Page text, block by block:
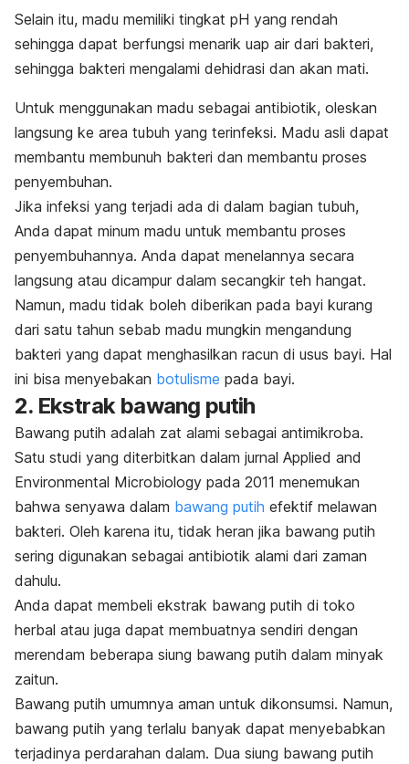
Selain itu, madu memiliki tingkat pH yang rendah
sehingga dapat berfungsi menarik uap air dari bakteri,
sehingga bakteri mengalami dehidrasi dan akan mati.
Untuk menggunakan madu sebagai antibiotik, oleskan
langsung ke area tubuh yang terinfeksi. Madu asli dapat
membantu membunuh bakteri dan membantu proses
penyembuhan.
Jika infeksi yang terjadi ada di dalam bagian tubuh,
Anda dapat minum madu untuk membantu proses
penyembuhannya. Anda dapat menelannya secara
langsung atau dicampur dalam secangkir teh hangat.
Namun, madu tidak boleh diberikan pada bayi kurang
dari satu tahun sebab madu mungkin mengandung
bakteri yang dapat menghasilkan racun di usus bayi. Hal
ini bisa menyebakan botulisme pada bayi.
2. Ekstrak bawang putih
Bawang putih adalah zat alami sebagai antimikroba.
Satu studi yang diterbitkan dalam jurnal Applied and
Environmental Microbiology pada 2011 menemukan
bahwa senyawa dalam bawang putih efektif melawan
bakteri. Oleh karena itu, tidak heran jika bawang putih
sering digunakan sebagai antibiotik alami dari zaman
dahulu.
Anda dapat membeli ekstrak bawang putih di toko
herbal atau juga dapat membuatnya sendiri dengan
merendam beberapa siung bawang putih dalam minyak
zaitun.
Bawang putih umumnya aman untuk dikonsumsi. Namun,
bawang putih yang terlalu banyak dapat menyebabkan
terjadinya perdarahan dalam. Dua siung bawang putih